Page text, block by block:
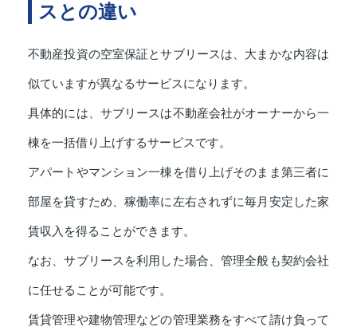
スとの違い
不動産投資の空室保証とサブリースは、大まかな内容は
似ていますが異なるサービスになります。
具体的には、サブリースは不動産会社がオーナーから一
棟を一括借り上げするサービスです。
アパートやマンション一棟を借り上げそのまま第三者に
部屋を貸すため、稼働率に左右されずに毎月安定した家
賃収入を得ることができます。
なお、サブリースを利用した場合、管理全般も契約会社
に任せることが可能です。
賃貸管理や建物管理などの管理業務をすべて請け負って